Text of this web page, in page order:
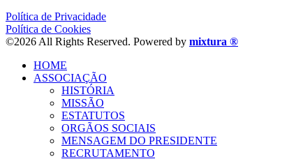
Política de Privacidade
Política de Cookies
©2026 All Rights Reserved. Powered by mixtura ®
HOME
ASSOCIAÇÃO
HISTÓRIA
MISSÃO
ESTATUTOS
ORGÃOS SOCIAIS
MENSAGEM DO PRESIDENTE
RECRUTAMENTO